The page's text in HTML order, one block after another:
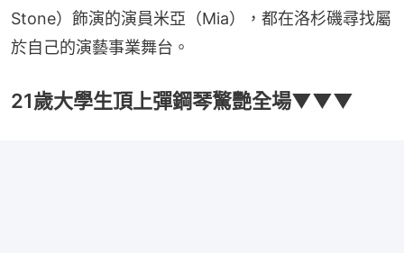
Stone）飾演的演員米亞（Mia），都在洛杉磯尋找屬
於自己的演藝事業舞台。
21歲大學生頂上彈鋼琴驚艷全場▼▼▼